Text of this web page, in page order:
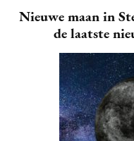
Nieuwe maan in
de laatste